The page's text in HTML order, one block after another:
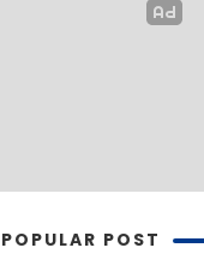
POPULAR POST